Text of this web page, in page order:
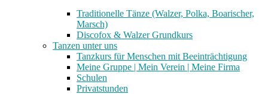
Traditionelle Tänze (Walzer, Polka, Boarischer,
Marsch)
Discofox & Walzer Grundkurs
Tanzen unter uns
Tanzkurs für Menschen mit Beeinträchtigung
Meine Gruppe | Mein Verein | Meine Firma
Schulen
Privatstunden